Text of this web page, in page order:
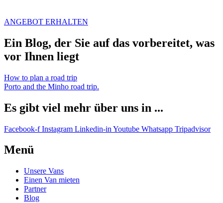
ANGEBOT ERHALTEN
Ein Blog, der Sie auf das vorbereitet, was
vor Ihnen liegt
How to plan a road trip
Porto and the Minho road trip.
Es gibt viel mehr über uns in ...
Facebook-f Instagram Linkedin-in Youtube Whatsapp Tripadvisor
Menü
Unsere Vans
Einen Van mieten
Partner
Blog